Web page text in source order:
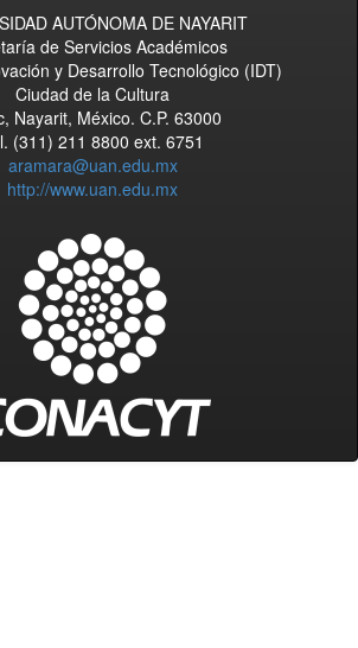
AUTÓNOMA DE NAYARIT
de Servicios Académicos
y Desarrollo Tecnológico (IDT)
Ciudad de la Cultura
Nayarit, México. C.P. 63000
(311) 211 8800 ext. 6751
aramara@uan.edu.mx
http://www.uan.edu.mx